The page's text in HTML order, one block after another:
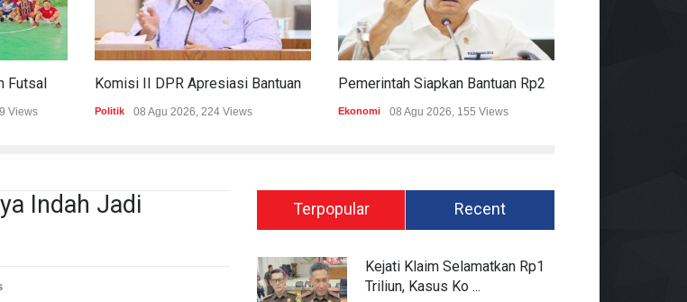
Views Politik 08 Agu 2026, 224 Views Ekonomi 08 Agu 2026, 155 Views
Indah Jadi
Terpopular Recent
Kejati Klaim Selamatkan Rp1
Triliun, Kasus Ko ...